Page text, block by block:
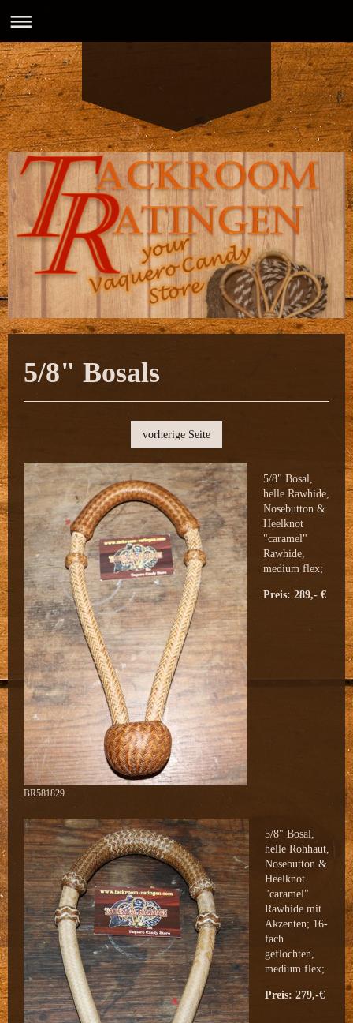
5/8" Bosals
vorherige Seite
BR581829
5/8" Bosal,
helle Rawhide,
Nosebutton &
Heelknot
"caramel"
Rawhide,
medium flex;
Preis: 289,- €
5/8" Bosal,
helle Rohhaut,
Nosebutton &
Heelknot
"caramel"
Rawhide mit
Akzenten; 16-
fach
geflochten,
medium flex;
Preis: 279,-€